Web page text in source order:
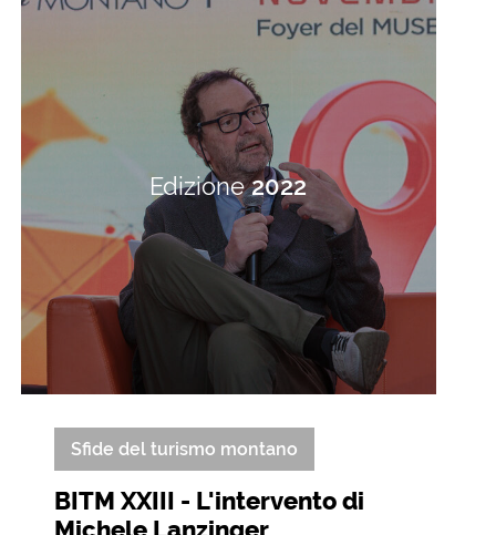
Edizione2022
Sfide del turismo montano
BITM XXIII - L'intervento di